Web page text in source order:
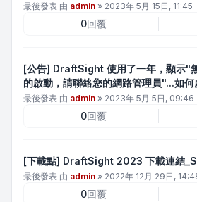
最後發表 由 admin » 2023年 5月 15日, 11:45
0回覆
[公告] DraftSight 使用了一年，顯示"
的啟動，請聯絡您的網路管理員"...如何
最後發表 由 admin » 2023年 5月 5日, 09:46
0回覆
[下載點] DraftSight 2023 下載連結
最後發表 由 admin » 2022年 12月 29日,
0回覆